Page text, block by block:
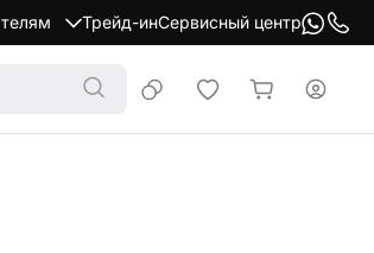
Трейд-инСервисный центр